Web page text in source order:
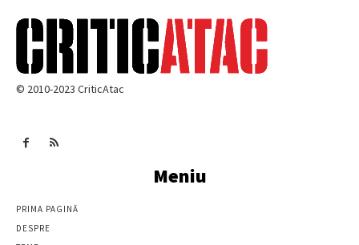
© 2010-2023 CriticAtac
Meniu
PRIMA PAGINĂ
DESPRE